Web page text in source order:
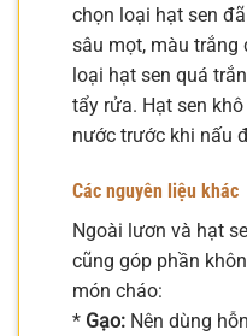
chọn loại hạt sen
sâu mọt, màu trắng
loại hạt sen quá
tẩy rửa. Hạt sen
nước trước khi nấu
Các nguyên liệu khác
Ngoài lươn và hạt
cũng góp phần
món cháo:
* Gạo: Nên dùng